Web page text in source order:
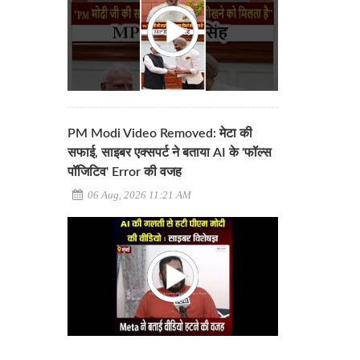
PM Modi Video Removed: मेटा की
सफाई, साइबर एक्सपर्ट ने बताया AI के 'फॉल्स
पॉजिटिव' Error की वजह
06 Aug, 2026 11:21 AM